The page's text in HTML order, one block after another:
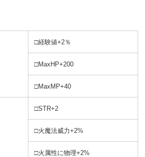
□経験値+2％
□MaxHP+200
□MaxMP+40
□STR+2
□火魔法威力+2%
□火属性に物理+2%